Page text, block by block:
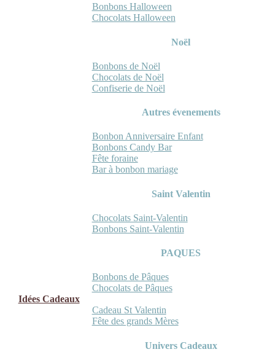
Bonbons Halloween
Chocolats Halloween
Noël
Bonbons de Noël
Chocolats de Noël
Confiserie de Noël
Autres évenements
Bonbon Anniversaire Enfant
Bonbons Candy Bar
Fête foraine
Bar à bonbon mariage
Saint Valentin
Chocolats Saint-Valentin
Bonbons Saint-Valentin
PAQUES
Bonbons de Pâques
Chocolats de Pâques
Idées Cadeaux
Cadeau St Valentin
Fête des grands Mères
Univers Cadeaux